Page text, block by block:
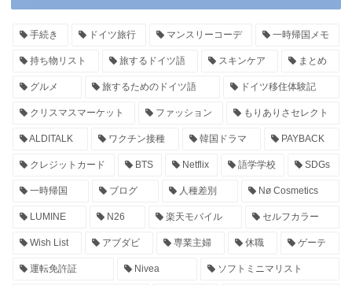
手続き ドイツ旅行 マンスリーコーデ 一時帰国メモ
持ち物リスト 旅するドイツ語 スキンケア まとめ
グルメ 旅するためのドイツ語 ドイツ移住体験記
クリスマスマーケット ファッション もりありさセレクト
ALDITALK ワクチン接種 韓国ドラマ PAYBACK
クレジットカード BTS Netflix 語学学校 SDGs
一時帰国 ブログ 人種差別 Nø Cosmetics
LUMINE N26 楽天モバイル セルフカラー
Wish List アブダビ 専業主婦 休職 ゲーテ
運転免許証 Nivea ソフトミニマリスト